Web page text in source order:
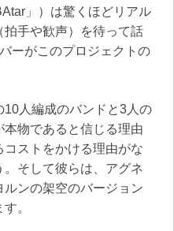
」）は驚くほどリアル
手や歓声）を待って話
ーがこのプロジェクトの
10人編成のバンドと3人の
物であると信じる理由
ストをかける理由がな
そして彼らは、アグネ
ンの架空のバージョン
。